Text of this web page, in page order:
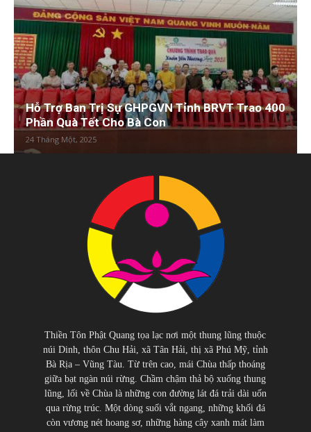
Hỗ Trợ Ban Trị Sự GHPGVN Tỉnh BRVT Trao 400
Phần Quà Tết Cho Bà Con
24 Tháng Một, 2025
Thiền Tôn Phật Quang tọa lạc nơi một thung lũng thuộc
núi Dinh, thôn Chu Hải, xã Tân Hải, thị xã Phú Mỹ, tỉnh
Bà Rịa – Vũng Tàu. Từ trên cao, mái Chùa thấp thoáng
giữa bạt ngàn núi rừng. Chầm chậm thả bộ xuống thung
lũng, lối về Chùa là những con đường lát đá trải dài uốn
qua rừng trúc. Một dòng suối vắt ngang, những khối đá
còn vương nét hoang sơ, những hàng cây xanh mát làm